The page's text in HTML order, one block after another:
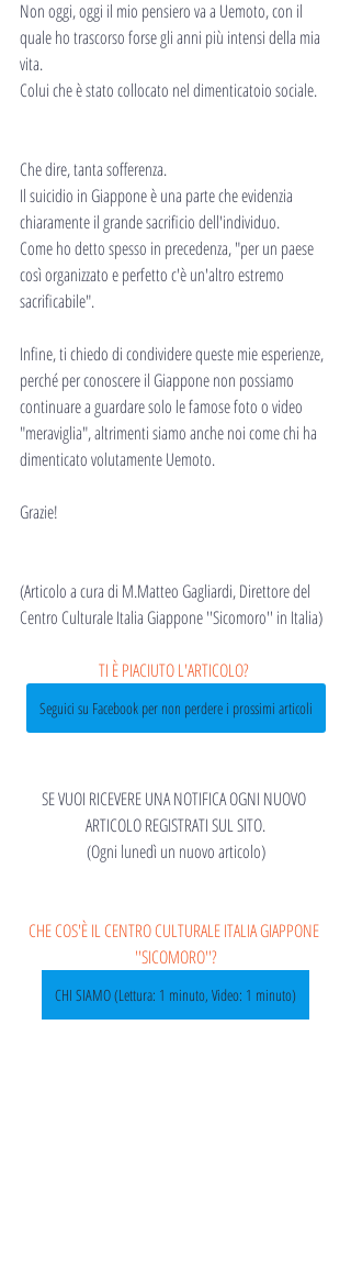
Non oggi, oggi il mio pensiero va a Uemoto, con il
quale ho trascorso forse gli anni più intensi della mia
vita.
Colui che è stato collocato nel dimenticatoio sociale.
Che dire, tanta sofferenza.
Il suicidio in Giappone è una parte che evidenzia
chiaramente il grande sacrificio dell'individuo.
Come ho detto spesso in precedenza, "per un paese
così organizzato e perfetto c'è un'altro estremo
sacrificabile".
Infine, ti chiedo di condividere queste mie esperienze,
perché per conoscere il Giappone non possiamo
continuare a guardare solo le famose foto o video
"meraviglia", altrimenti siamo anche noi come chi ha
dimenticato volutamente Uemoto.
Grazie!
(Articolo a cura di M.Matteo Gagliardi, Direttore del
Centro Culturale Italia Giappone ''Sicomoro'' in Italia)
TI È PIACIUTO L'ARTICOLO?
Seguici su Facebook per non perdere i prossimi articoli
SE VUOI RICEVERE UNA NOTIFICA OGNI NUOVO
ARTICOLO REGISTRATI SUL SITO.
(Ogni lunedì un nuovo articolo)
CHE COS'È IL CENTRO CULTURALE ITALIA GIAPPONE
''SICOMORO''?
CHI SIAMO (Lettura: 1 minuto, Video: 1 minuto)